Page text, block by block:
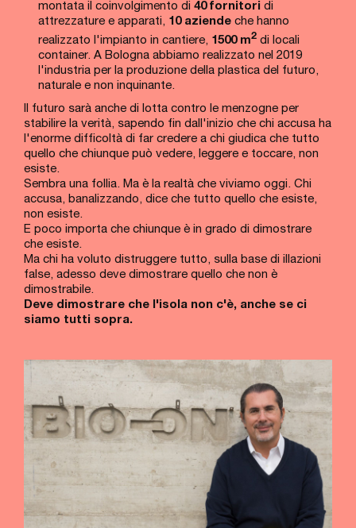
montata il coinvolgimento di 40 fornitori di
attrezzature e apparati, 10 aziende che hanno
realizzato l'impianto in cantiere, 1500 m2 di locali
container. A Bologna abbiamo realizzato nel 2019
l'industria per la produzione della plastica del futuro,
naturale e non inquinante.
Il futuro sarà anche di lotta contro le menzogne per
stabilire la verità, sapendo fin dall'inizio che chi accusa ha
l'enorme difficoltà di far credere a chi giudica che tutto
quello che chiunque può vedere, leggere e toccare, non
esiste.
Sembra una follia. Ma è la realtà che viviamo oggi. Chi
accusa, banalizzando, dice che tutto quello che esiste,
non esiste.
E poco importa che chiunque è in grado di dimostrare
che esiste.
Ma chi ha voluto distruggere tutto, sulla base di illazioni
false, adesso deve dimostrare quello che non è
dimostrabile.
Deve dimostrare che l'isola non c'è, anche se ci
siamo tutti sopra.